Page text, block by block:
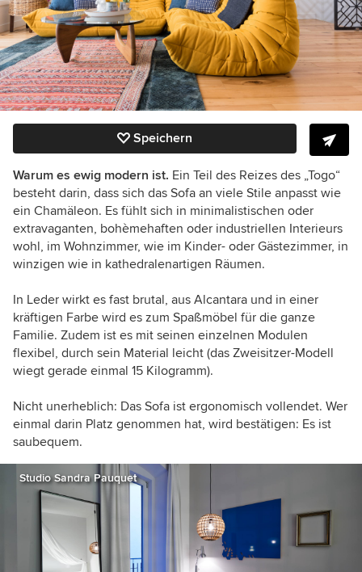
Speichern
Warum es ewig modern ist. Ein Teil des Reizes des „Togo“
besteht darin, dass sich das Sofa an viele Stile anpasst wie
ein Chamäleon. Es fühlt sich in minimalistischen oder
extravaganten, bohèmehaften oder industriellen Interieurs
wohl, im Wohnzimmer, wie im Kinder- oder Gästezimmer, in
winzigen wie in kathedralenartigen Räumen.
In Leder wirkt es fast brutal, aus Alcantara und in einer
kräftigen Farbe wird es zum Spaßmöbel für die ganze
Familie. Zudem ist es mit seinen einzelnen Modulen
flexibel, durch sein Material leicht (das Zweisitzer-Modell
wiegt gerade einmal 15 Kilogramm).
Nicht unerheblich: Das Sofa ist ergonomisch vollendet. Wer
einmal darin Platz genommen hat, wird bestätigen: Es ist
saubequem.
Studio Sandra Pauquet